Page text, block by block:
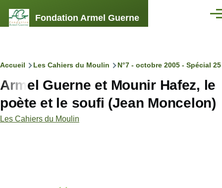
Fondation Armel Guerne
Fil
d'Ariane
Accueil Les Cahiers du Moulin N°7 - octobre 2005 - Spécial
Armel Guerne et Mounir Hafez, le
poète et le soufi (Jean Moncelon)
Les Cahiers du Moulin